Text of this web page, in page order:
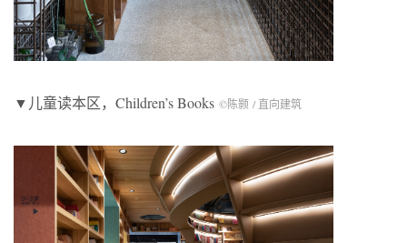
▼儿童读本区，Children’s Books ©陈颢 / 直向建筑